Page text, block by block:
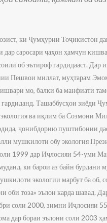
ки Ҷумҳурии Тоҷикистон
дар саросари ҷаҳон ҳамчун
об эътироф гардидааст. Дар
Пешвои миллат, муҳтарам
мо, балки ба манфиати
гардиданд. Ташаббусҳои зиёди
экология ва иқлим ба Созмони
ҷонибдорию пуштибонии
мушкилоти обу экология
1999 дар Иҷлосияи 54-уми
ки барои аз байн бурдани
экологии марбут ба об,
оби тоза» эълон карда шавад.
соли 2000, зимни Иҷлосияи
дар бораи эълони соли 2003